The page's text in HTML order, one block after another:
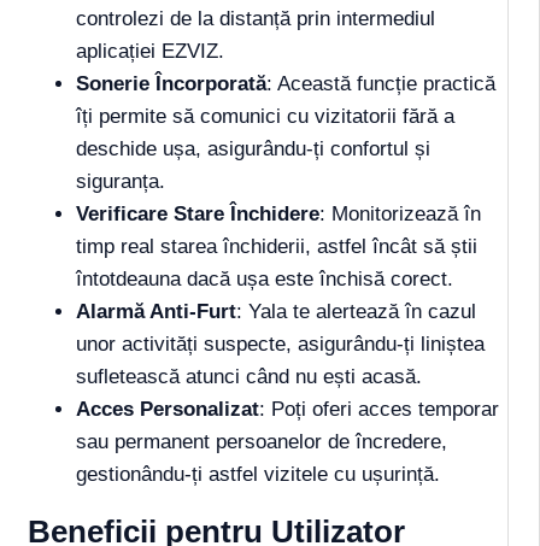
controlezi de la distanță prin intermediul
aplicației EZVIZ.
Sonerie Încorporată: Această funcție practică
îți permite să comunici cu vizitatorii fără a
deschide ușa, asigurându-ți confortul și
siguranța.
Verificare Stare Închidere: Monitorizează în
timp real starea închiderii, astfel încât să știi
întotdeauna dacă ușa este închisă corect.
Alarmă Anti-Furt: Yala te alertează în cazul
unor activități suspecte, asigurându-ți liniștea
sufletească atunci când nu ești acasă.
Acces Personalizat: Poți oferi acces temporar
sau permanent persoanelor de încredere,
gestionându-ți astfel vizitele cu ușurință.
Beneficii pentru Utilizator